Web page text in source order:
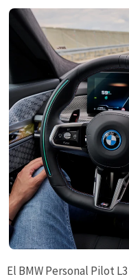
El BMW Personal Pilot